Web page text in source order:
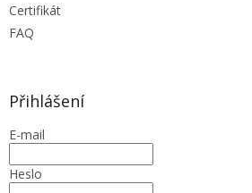
Certifikát
FAQ
Přihlášení
E-mail
Heslo